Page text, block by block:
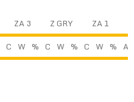
ZA 3 Z GRY ZA 1
C W % C W % C W % A